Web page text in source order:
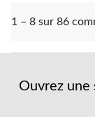
1 – 8 sur 86
Ouvrez une